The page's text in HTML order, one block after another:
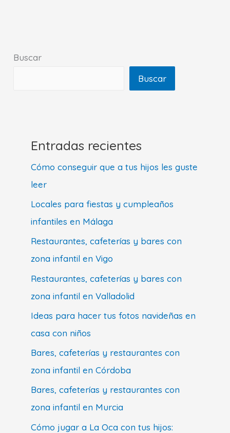
Buscar
Buscar
Entradas recientes
Cómo conseguir que a tus hijos les guste
leer
Locales para fiestas y cumpleaños
infantiles en Málaga
Restaurantes, cafeterías y bares con
zona infantil en Vigo
Restaurantes, cafeterías y bares con
zona infantil en Valladolid
Ideas para hacer tus fotos navideñas en
casa con niños
Bares, cafeterías y restaurantes con
zona infantil en Córdoba
Bares, cafeterías y restaurantes con
zona infantil en Murcia
Cómo jugar a La Oca con tus hijos: